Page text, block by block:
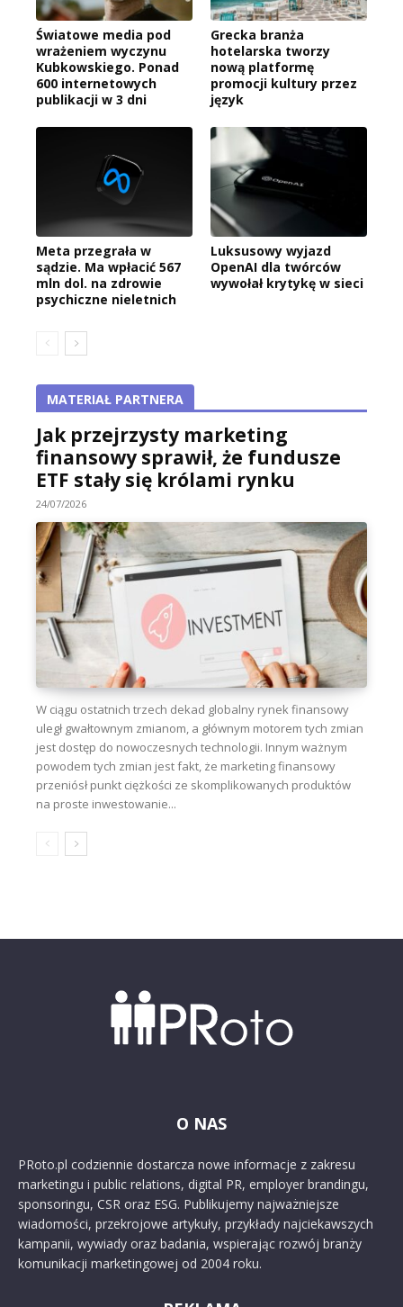
Światowe media pod
wrażeniem wyczynu
Kubkowskiego. Ponad
600 internetowych
publikacji w 3 dni
Grecka branża
hotelarska tworzy
nową platformę
promocji kultury przez
język
Meta przegrała w
sądzie. Ma wpłacić 567
mln dol. na zdrowie
psychiczne nieletnich
Luksusowy wyjazd
OpenAI dla twórców
wywołał krytykę w sieci
MATERIAŁ PARTNERA
Jak przejrzysty marketing
finansowy sprawił, że fundusze
ETF stały się królami rynku
24/07/2026
W ciągu ostatnich trzech dekad globalny rynek finansowy
uległ gwałtownym zmianom, a głównym motorem tych zmian
jest dostęp do nowoczesnych technologii. Innym ważnym
powodem tych zmian jest fakt, że marketing finansowy
przeniósł punkt ciężkości ze skomplikowanych produktów
na proste inwestowanie...
O NAS
PRoto.pl codziennie dostarcza nowe informacje z zakresu
marketingu i public relations, digital PR, employer brandingu,
sponsoringu, CSR oraz ESG. Publikujemy najważniejsze
wiadomości, przekrojowe artykuły, przykłady najciekawszych
kampanii, wywiady oraz badania, wspierając rozwój branży
komunikacji marketingowej od 2004 roku.